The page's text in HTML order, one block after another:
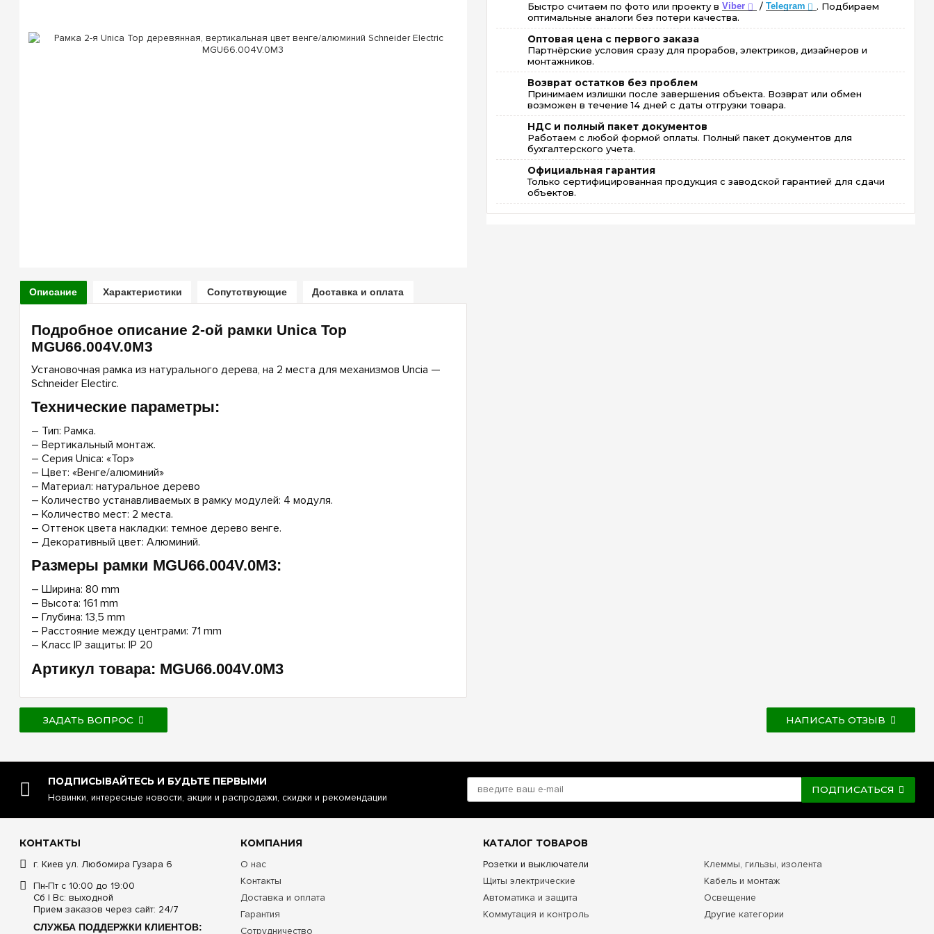
Быстро считаем по фото или проекту вViber / Telegram
. Подбираем
оптимальные аналоги без потери качества.
Оптовая цена с первого заказа
Партнёрские условия сразу для прорабов, электриков, дизайнеров и
монтажников.
Возврат остатков без проблем
Принимаем излишки после завершения объекта. Возврат или обмен
возможен в течение 14 дней с даты отгрузки товара.
НДС и полный пакет документов
Работаем с любой формой оплаты. Полный пакет документов для
бухгалтерского учета.
Официальная гарантия
Только сертифицированная продукция с заводской гарантией для сдачи
объектов.
Описание Характеристики Сопутствующие Доставка и оплата
Подробное описание 2-ой рамки Unica Top
MGU66.004V.0M3
Установочная рамка из натурального дерева, на 2 места для механизмов Uncia —
Schneider Electirc.
Технические параметры:
– Тип: Рамка.
– Вертикальный монтаж.
– Серия Unica: «Top»
– Цвет: «Венге/алюминий»
– Материал: натуральное дерево
– Количество устанавливаемых в рамку модулей: 4 модуля.
– Количество мест: 2 места.
– Оттенок цвета накладки: темное дерево венге.
– Декоративный цвет: Алюминий.
Размеры рамки MGU66.004V.0M3:
– Ширина: 80 mm
– Высота: 161 mm
– Глубина: 13,5 mm
– Расстояние между центрами: 71 mm
– Класс IP защиты: IP 20
Артикул товара: MGU66.004V.0M3
ЗАДАТЬ ВОПРОС НАПИСАТЬ ОТЗЫВ
ПОДПИСЫВАЙТЕСЬ И БУДЬТЕ ПЕРВЫМИ
Новинки, интересные новости, акции и распродажи, скидки и рекомендации
ПОДПИСАТЬСЯ
КОНТАКТЫ
г. Киев ул. Любомира Гузара 6
Пн-Пт с 10:00 до 19:00
Сб | Вс: выходной
Прием заказов через сайт: 24/7
СЛУЖБА ПОДДЕРЖКИ КЛИЕНТОВ:
КОМПАНИЯ
О нас
Контакты
Доставка и оплата
Гарантия
Сотрудничество
КАТАЛОГ ТОВАРОВ
Розетки и выключатели
Щиты электрические
Автоматика и защита
Коммутация и контроль
Клеммы, гильзы, изолента
Кабель и монтаж
Освещение
Другие категории